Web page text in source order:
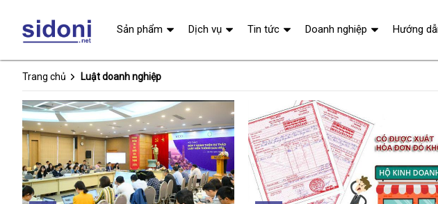
Trang chủ Luật doanh nghiệp
Sản phẩm Dịch vụ Tin tức Doanh nghiệp Hướng